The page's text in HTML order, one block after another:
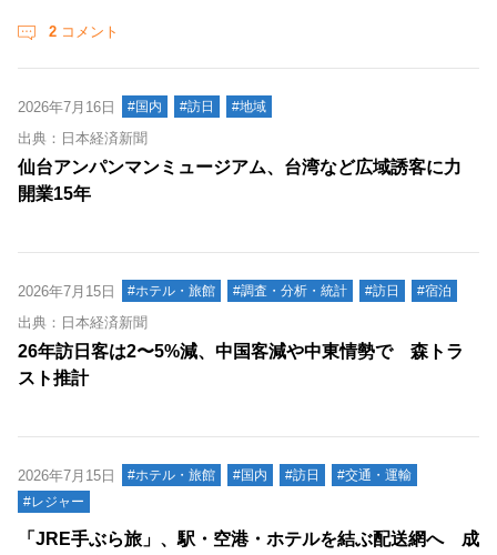
2 コメント
2026年7月16日 #国内 #訪日 #地域
出典：日本経済新聞
仙台アンパンマンミュージアム、台湾など広域誘客に力
開業15年
2026年7月15日 #ホテル・旅館 #調査・分析・統計 #訪日 #宿泊
出典：日本経済新聞
26年訪日客は2〜5%減、中国客減や中東情勢で 森トラ
スト推計
2026年7月15日 #ホテル・旅館 #国内 #訪日
#交通・運輸
#レジャー
「JRE手ぶら旅」、駅・空港・ホテルを結ぶ配送網へ 成